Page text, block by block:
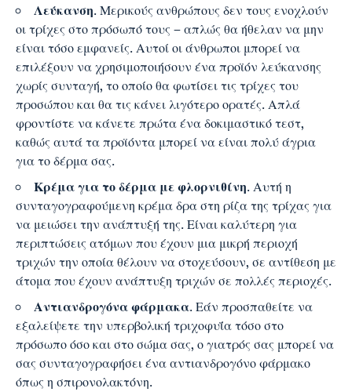
Λεύκανση. Μερικούς ανθρώπους δεν τους ενοχλούν
οι τρίχες στο πρόσωπό τους – απλώς θα ήθελαν να μην
είναι τόσο εμφανείς. Αυτοί οι άνθρωποι μπορεί να
επιλέξουν να χρησιμοποιήσουν ένα προϊόν λεύκανσης
χωρίς συνταγή, το οποίο θα φωτίσει τις τρίχες του
προσώπου και θα τις κάνει λιγότερο ορατές. Απλά
φροντίστε να κάνετε πρώτα ένα δοκιμαστικό τεστ,
καθώς αυτά τα προϊόντα μπορεί να είναι πολύ άγρια
για το δέρμα σας.
Κρέμα για το δέρμα με φλορνιθίνη. Αυτή η
συνταγογραφούμενη κρέμα δρα στη ρίζα της τρίχας για
να μειώσει την ανάπτυξή της. Είναι καλύτερη για
περιπτώσεις ατόμων που έχουν μια μικρή περιοχή
τριχών την οποία θέλουν να στοχεύσουν, σε αντίθεση με
άτομα που έχουν ανάπτυξη τριχών σε πολλές περιοχές.
Αντιανδρογόνα φάρμακα. Εάν προσπαθείτε να
εξαλείψετε την υπερβολική τριχοφυΐα τόσο στο
πρόσωπο όσο και στο σώμα σας, ο γιατρός σας μπορεί να
σας συνταγογραφήσει ένα αντιανδρογόνο φάρμακο
όπως η σπιρονολακτόνη.